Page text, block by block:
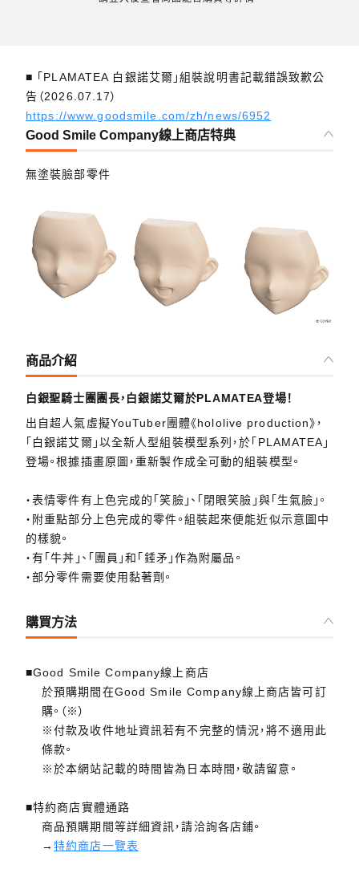
■ 「PLAMATEA 白銀諾艾爾」組裝說明書記載錯誤致歉公
告（2026.07.17）
https://www.goodsmile.com/zh/news/6952
Good Smile Company線上商店特典
無塗裝臉部零件
商品介紹
白銀聖騎士團團長，白銀諾艾爾於PLAMATEA登場！
出自超人氣虛擬YouTuber團體《hololive production》，
「白銀諾艾爾」以全新人型組裝模型系列，於「PLAMATEA」
登場。根據插畫原圖，重新製作成全可動的組裝模型。
・表情零件有上色完成的「笑臉」、「閉眼笑臉」與「生氣臉」。
・附重點部分上色完成的零件。組裝起來便能近似示意圖中
的樣貌。
・有「牛丼」、「團員」和「錘矛」作為附屬品。
・部分零件需要使用黏著劑。
購買方法
■Good Smile Company線上商店
於預購期間在Good Smile Company線上商店皆可訂
購。（※）
※付款及收件地址資訊若有不完整的情況，將不適用此
條款。
※於本網站記載的時間皆為日本時間，敬請留意。
■特約商店實體通路
商品預購期間等詳細資訊，請洽詢各店鋪。
→特約商店一覽表